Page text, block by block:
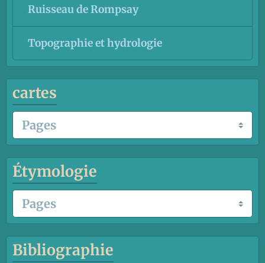
Ruisseau de Rompsay
Topographie et hydrologie
cartes
Étymologie
Bibliographie